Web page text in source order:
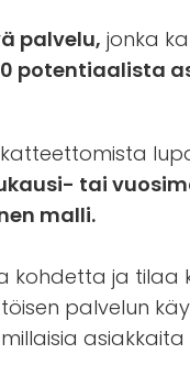
palvelu, jonka
potentiaalista
tai
malli.
kohdetta ja tilaa
palvelun